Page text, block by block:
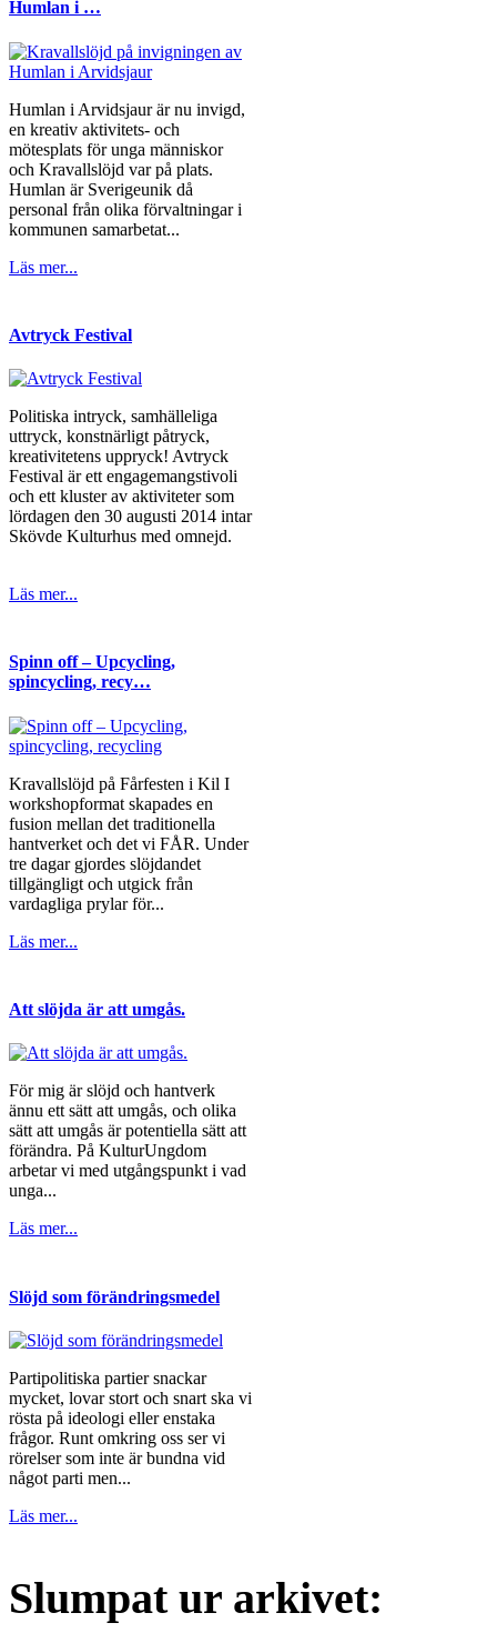
Humlan i …
Humlan i Arvidsjaur är nu invigd,
en kreativ aktivitets- och
mötesplats för unga människor
och Kravallslöjd var på plats.
Humlan är Sverigeunik då
personal från olika förvaltningar i
kommunen samarbetat...
Läs mer...
Avtryck Festival
Politiska intryck, samhälleliga
uttryck, konstnärligt påtryck,
kreativitetens uppryck! Avtryck
Festival är ett engagemangstivoli
och ett kluster av aktiviteter som
lördagen den 30 augusti 2014 intar
Skövde Kulturhus med omnejd.
Läs mer...
Spinn off – Upcycling,
spincycling, recy…
Kravallslöjd på Fårfesten i Kil I
workshopformat skapades en
fusion mellan det traditionella
hantverket och det vi FÅR. Under
tre dagar gjordes slöjdandet
tillgängligt och utgick från
vardagliga prylar för...
Läs mer...
Att slöjda är att umgås.
För mig är slöjd och hantverk
ännu ett sätt att umgås, och olika
sätt att umgås är potentiella sätt att
förändra. På KulturUngdom
arbetar vi med utgångspunkt i vad
unga...
Läs mer...
Slöjd som förändringsmedel
Partipolitiska partier snackar
mycket, lovar stort och snart ska vi
rösta på ideologi eller enstaka
frågor. Runt omkring oss ser vi
rörelser som inte är bundna vid
något parti men...
Läs mer...
Slumpatur arkivet: